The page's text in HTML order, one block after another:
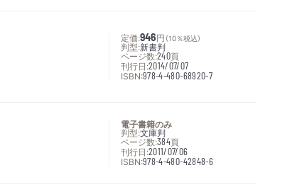
定価:946円 （10％税込）
判型:新書判
ページ数:240頁
刊行日:2014/07/07
ISBN:978-4-480-68920-7
電子書籍のみ
判型:文庫判
ページ数:384頁
刊行日:2011/07/06
ISBN:978-4-480-42848-6